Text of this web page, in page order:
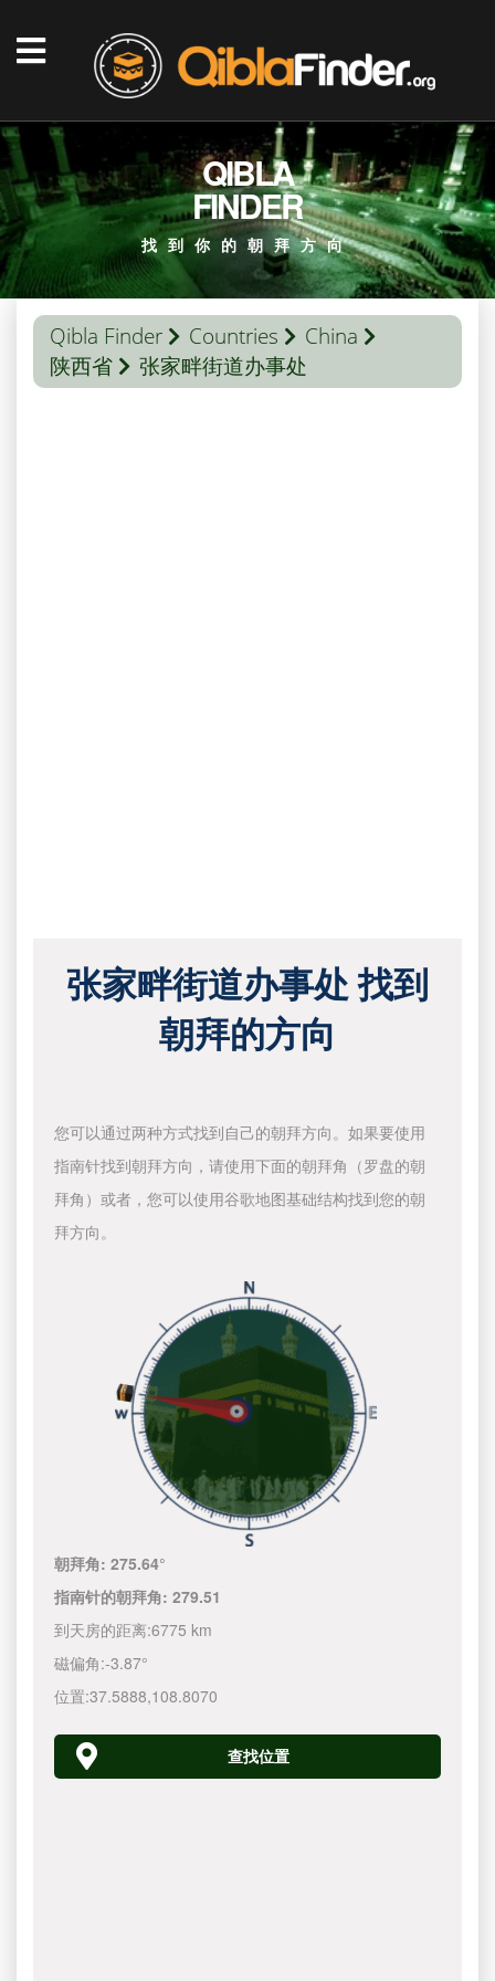
QIBLA
FINDER
找到你的朝拜方向
Qibla Finder Countries
China
陕西省
张家畔街道办事处
张家畔街道办事处 找到
朝拜的方向
您可以通过两种方式找到自己的朝拜方向。如果要使用
指南针找到朝拜方向，请使用下面的朝拜角（罗盘的朝
拜角）或者，您可以使用谷歌地图基础结构找到您的朝
拜方向。
朝拜角:275.64°
指南针的朝拜角:279.51
到天房的距离:6775 km
磁偏角:-3.87°
位置:37.5888,108.8070
查找位置